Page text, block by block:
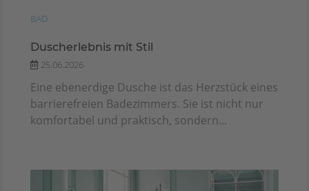
BAD
Duscherlebnis mit Stil
25.06.2026
Eine ebenerdige Dusche ist das Herzstück eines
barrierefreien Badezimmers. Sie ist nicht nur
komfortabel und praktisch, sondern...